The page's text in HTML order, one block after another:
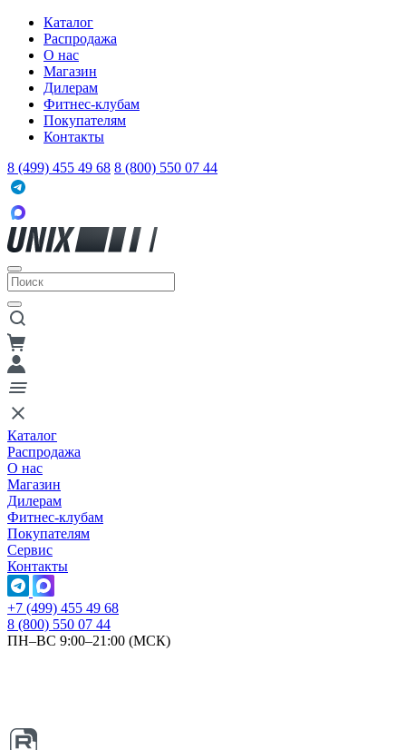
Каталог
Распродажа
О нас
Магазин
Дилерам
Фитнес-клубам
Покупателям
Контакты
8 (499) 455 49 68 8 (800) 550 07 44
Каталог
Распродажа
О нас
Магазин
Дилерам
Фитнес-клубам
Покупателям
Сервис
Контакты
+7 (499) 455 49 68
8 (800) 550 07 44
ПН–ВС 9:00–21:00 (МСК)